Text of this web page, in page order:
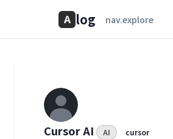
A log nav.explore
Cursor AI AI cursor